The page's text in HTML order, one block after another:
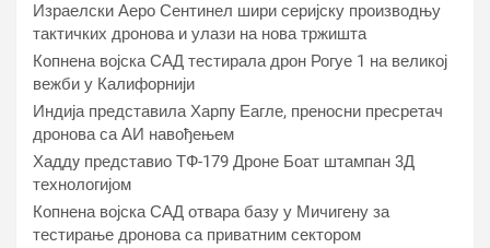
Израелски Аеро Сентинел шири серијску производњу
тактичких дронова и улази на нова тржишта
Копнена војска САД тестирала дрон Рогуе 1 на великој
вежби у Калифорнији
Индија представила Харпy Еагле, преносни пресретач
дронова са АИ навођењем
Хаддy представио ТФ-179 Дроне Боат штампан 3Д
технологијом
Копнена војска САД отвара базу у Мичигену за
тестирање дронова са приватним сектором